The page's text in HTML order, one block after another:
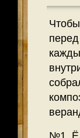
№1.